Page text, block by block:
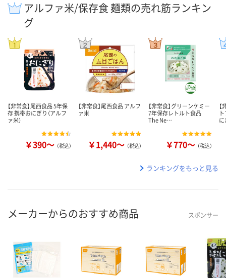
アルファ米/保存食 麺類の売れ筋ランキン
グ
【非常食】尾西食品 5年保
存 携帯おにぎり（アルフ
ァ米）
￥390～ （税込）
【非常食】尾西食品 アルフ
ァ米
￥1,440～ （税込）
【非常食】グリーンケミー
7年保存レトルト食品
The Ne…
￥770～ （税込）
ランキングをもっと見る
メーカーからのおすすめ商品 スポンサー